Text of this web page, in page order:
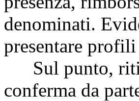
denominati.
presentare
Sul punto,
conferma da